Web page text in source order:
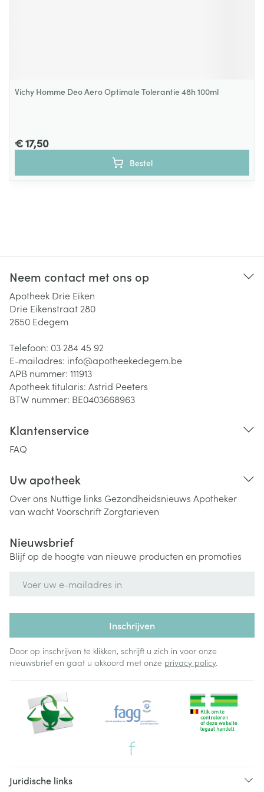
Vichy Homme Deo Aero Optimale Tolerantie 48h 100ml
€ 17,50
Bestel
Neem contact met ons op
Apotheek Drie Eiken
Drie Eikenstraat 280
2650 Edegem
Telefoon: 03 284 45 92
E-mailadres: info@apotheekedegem.be
APB nummer: 111913
Apotheek titularis: Astrid Peeters
BTW nummer: BE0403668963
Klantenservice
FAQ
Uw apotheek
Over ons Nuttige links Gezondheidsnieuws Apotheker
van wachtVoorschriftZorgtarieven
Nieuwsbrief
Blijf op de hoogte van nieuwe producten en promoties
Inschrijven
Door op inschrijven te klikken, schrijft u zich in voor onze
nieuwsbrief en gaat u akkoord met onze privacy policy.
Juridische links